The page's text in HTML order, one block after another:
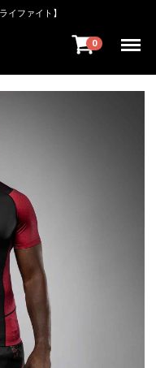
イファイト】
0 Menu